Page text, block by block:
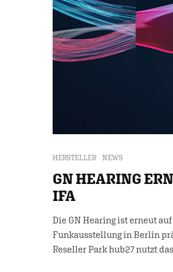
HERSTELLER NEWS
GN HEARING
IFA
Die GN Hearing ist erneut
Funkausstellung in Berlin
Reseller Park hub27 nutzt